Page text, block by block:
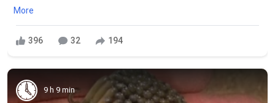
More
396 32 194
9 h 9 min